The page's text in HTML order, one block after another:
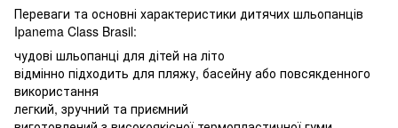
Переваги та основні характеристики дитячих шльопанців
Ipanema Class Brasil:
чудові шльопанці для дітей на літо
відмінно підходить для пляжу, басейну або повсякденного
використання
легкий, зручний та приємний